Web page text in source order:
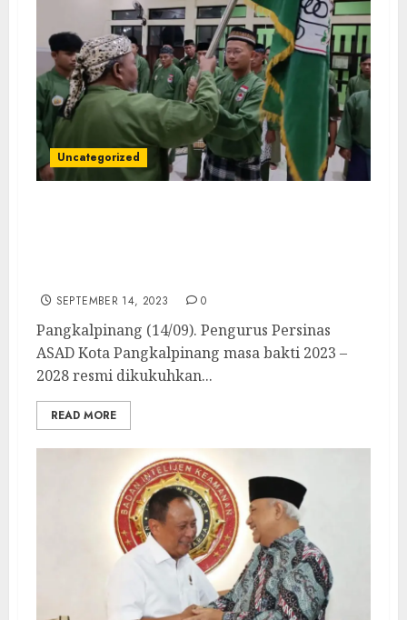
Uncategorized
SEPTEMBER 14, 2023 0
Pangkalpinang (14/09). Pengurus Persinas
ASAD Kota Pangkalpinang masa bakti 2023 –
2028 resmi dikukuhkan...
READ MORE